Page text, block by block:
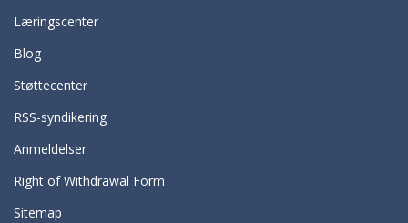
Læringscenter
Blog
Støttecenter
RSS-syndikering
Anmeldelser
Right of Withdrawal Form
Sitemap